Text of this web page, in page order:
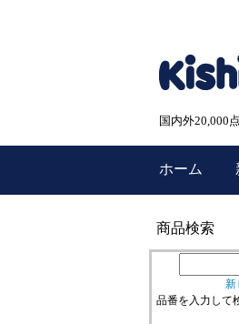
国内外20,000
ホーム
商品検索
新
品番を入力して